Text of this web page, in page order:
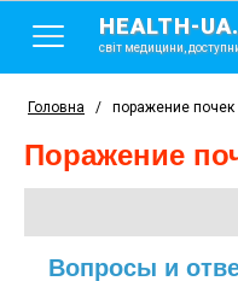
HEALTH-
світ медицини,
Головна / поражение почек
поражение
Вопросы и